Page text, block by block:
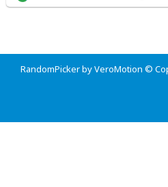
RandomPicker by VeroMotion ©